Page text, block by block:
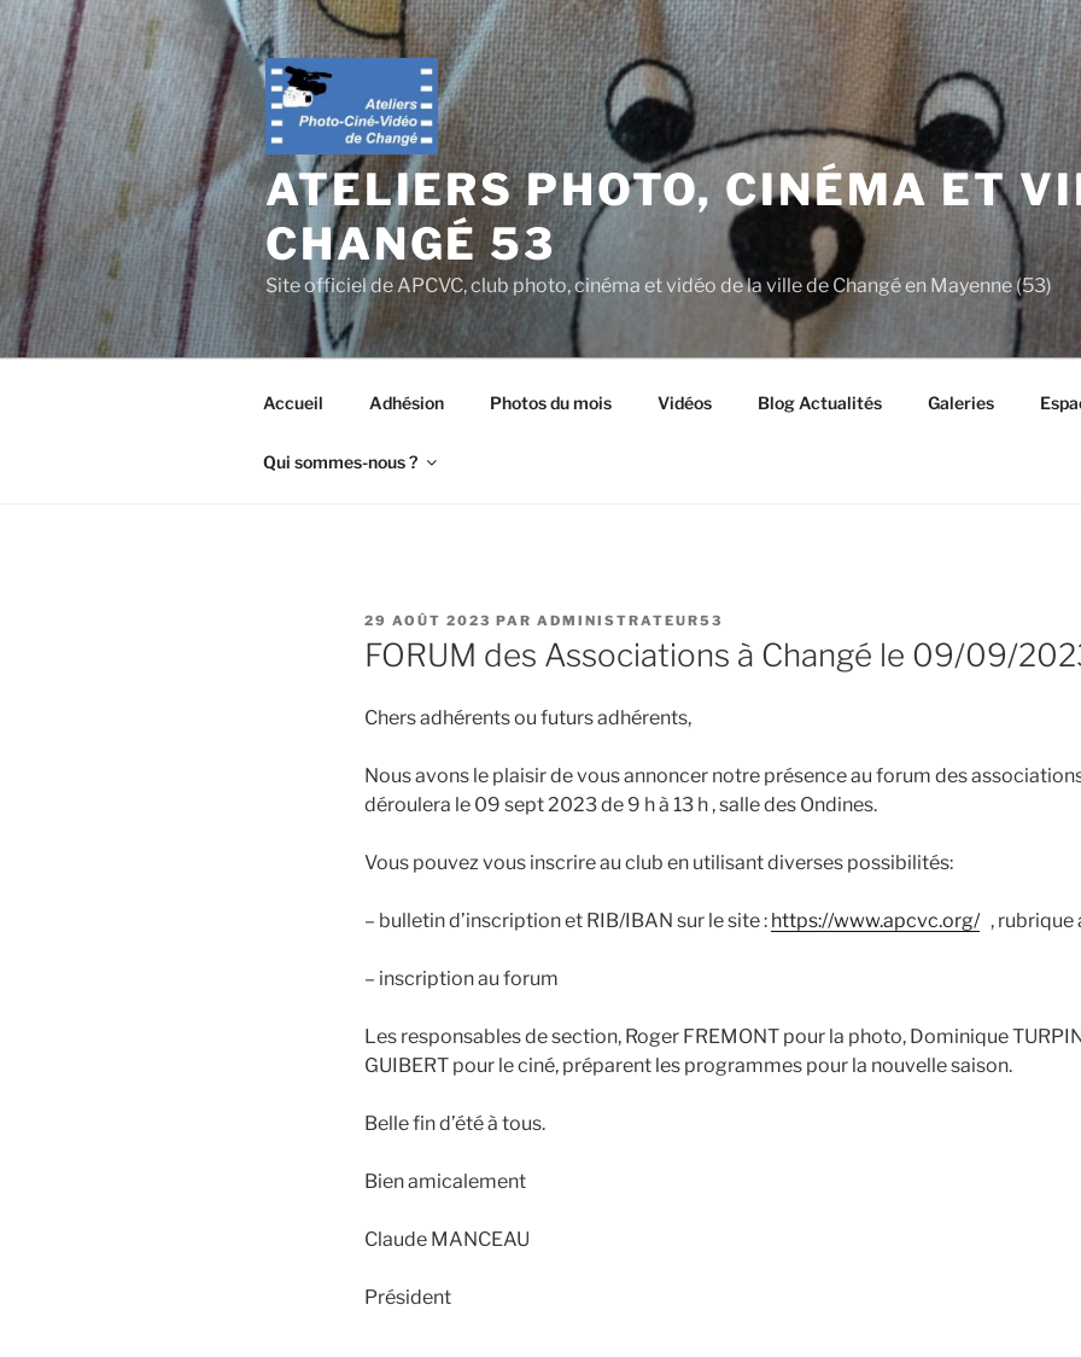
Aller
au
contenu
principal
ATELIERS PHOTO, CINÉMA ET
CHANGÉ 53
Site officiel de APCVC, club photo, cinéma et vidéo de la ville de Changé en Mayenne (53)
Accueil Adhésion Photos du mois Vidéos Blog Actualités Galeries
Qui sommes-nous ?
PUBLIÉ
LE
29 AOÛT 2023 PAR ADMINISTRATEUR53
FORUM des Associations à Changé le 09/09/
Chers adhérents ou futurs adhérents,
Nous avons le plaisir de vous annoncer notre présence au forum des
déroulera le 09 sept 2023 de 9 h à 13 h , salle des Ondines.
Vous pouvez vous inscrire au club en utilisant diverses possibilités:
– bulletin d’inscription et RIB/IBAN sur le site : https://www.apcvc.org/, rubrique
– inscription au forum
Les responsables de section, Roger FREMONT pour la photo, Dominique
GUIBERT pour le ciné, préparent les programmes pour la nouvelle saison.
Belle fin d’été à tous.
Bien amicalement
Claude MANCEAU
Président